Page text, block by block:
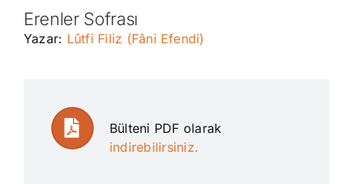
Erenler Sofrası
Yazar: Lûtfi Filiz (Fâni Efendi)
Bülteni PDF olarak
indirebilirsiniz.